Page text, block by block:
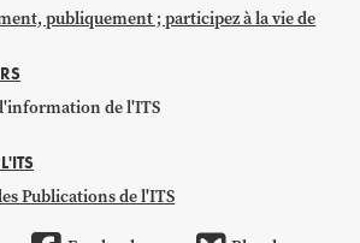
publiquement ; participez à la vie de
de l'ITS
Publications de l'ITS